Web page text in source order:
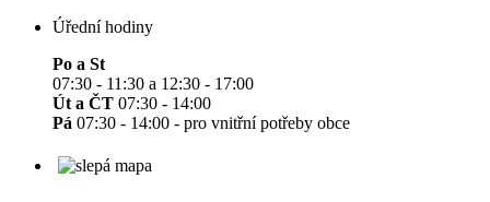
Úřední hodiny
Po a St
07:30 - 11:30 a 12:30 - 17:00
Út a ČT 07:30 - 14:00
Pá 07:30 - 14:00 - pro vnitřní potřeby obce